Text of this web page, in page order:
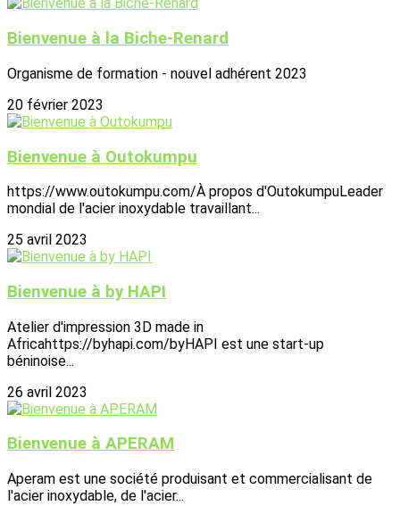
Bienvenue à la Biche-Renard
Organisme de formation - nouvel adhérent 2023
20 février 2023
Bienvenue à Outokumpu
https://www.outokumpu.com/À propos d'OutokumpuLeader
mondial de l'acier inoxydable travaillant...
25 avril 2023
Bienvenue à by HAPI
Atelier d'impression 3D made in
Africahttps://byhapi.com/byHAPI est une start-up
béninoise...
26 avril 2023
Bienvenue à APERAM
Aperam est une société produisant et commercialisant de
l'acier inoxydable, de l'acier...